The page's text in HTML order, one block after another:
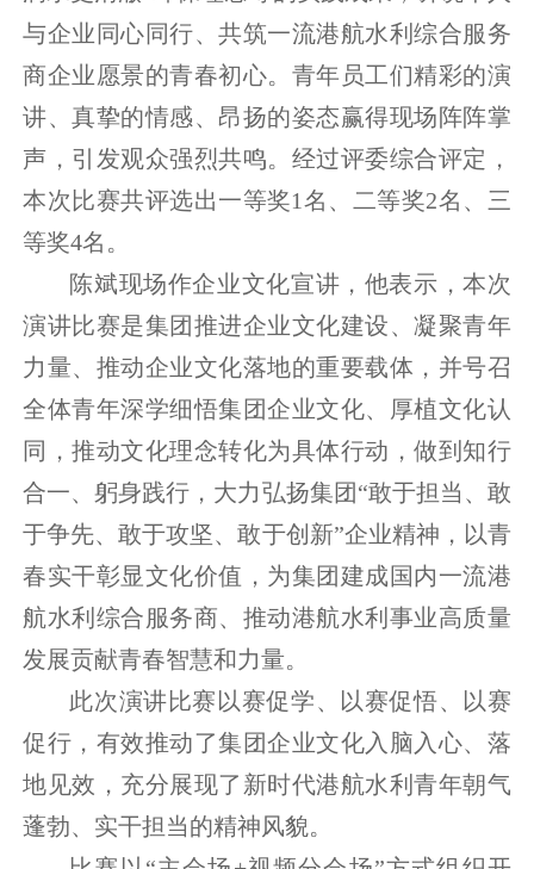
与企业同心同行、共筑一流港航水利综合服务
商企业愿景的青春初心。青年员工们精彩的演
讲、真挚的情感、昂扬的姿态赢得现场阵阵掌
声，引发观众强烈共鸣。经过评委综合评定，
本次比赛共评选出一等奖1名、二等奖2名、三
等奖4名。
陈斌现场作企业文化宣讲，他表示，本次
演讲比赛是集团推进企业文化建设、凝聚青年
力量、推动企业文化落地的重要载体，并号召
全体青年深学细悟集团企业文化、厚植文化认
同，推动文化理念转化为具体行动，做到知行
合一、躬身践行，大力弘扬集团“敢于担当、敢
于争先、敢于攻坚、敢于创新”企业精神，以青
春实干彰显文化价值，为集团建成国内一流港
航水利综合服务商、推动港航水利事业高质量
发展贡献青春智慧和力量。
此次演讲比赛以赛促学、以赛促悟、以赛
促行，有效推动了集团企业文化入脑入心、落
地见效，充分展现了新时代港航水利青年朝气
蓬勃、实干担当的精神风貌。